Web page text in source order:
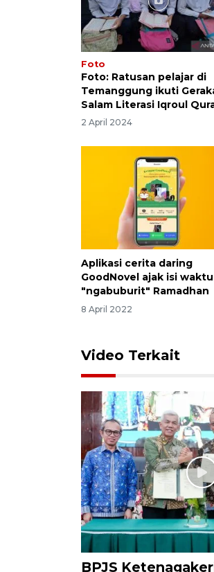
Foto
Foto: Ratusan pelajar di
Temanggung ikuti
Salam Literasi Iqroul
2 April 2024
Aplikasi cerita daring
GoodNovel ajak isi waktu
"ngabuburit" Ramadhan
8 April 2022
Video Terkait
BPJS